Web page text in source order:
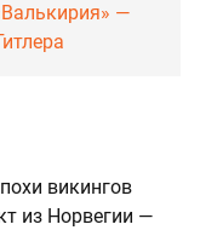
—
викингов
из Норвегии —